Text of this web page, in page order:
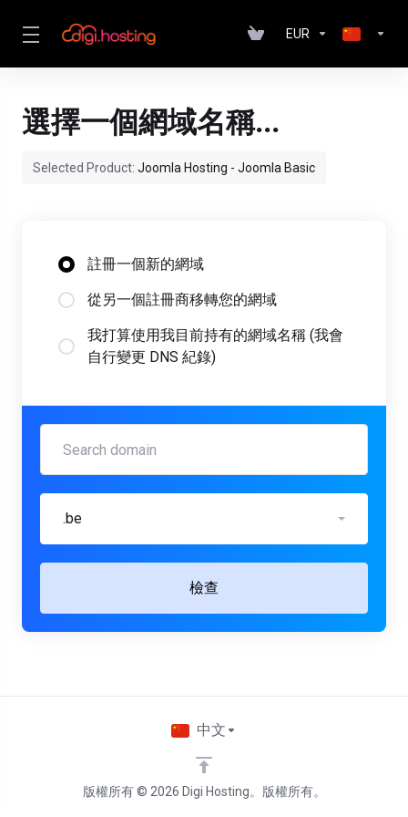
EUR
選擇一個網域名稱...
Selected Product: Joomla Hosting - Joomla Basic
註冊一個新的網域
從另一個註冊商移轉您的網域
我打算使用我目前持有的網域名稱 (我會
自行變更 DNS 紀錄)
.be
檢查
版權所有 © 2026 Digi Hosting。版權所有。
中文